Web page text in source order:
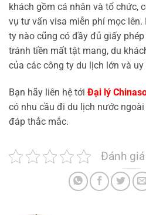
khách gồm cá nhân và tổ chức,
vụ tư vấn visa miễn phí mọc
ty nào cũng có đầy đủ giấy
tránh tiền mất tật mang, du
của các công ty du lịch lớn và uy
Bạn hãy liên hệ tới Đại lý
có nhu cầu đi du lịch nước
đáp thắc mắc.
Đánh